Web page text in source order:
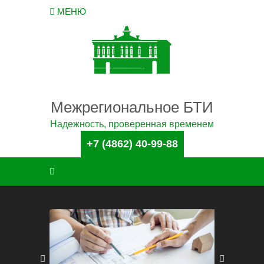
МЕНЮ
Межрегиональное БТИ
Надежность, проверенная временем
+7 (4862) 40-99-88